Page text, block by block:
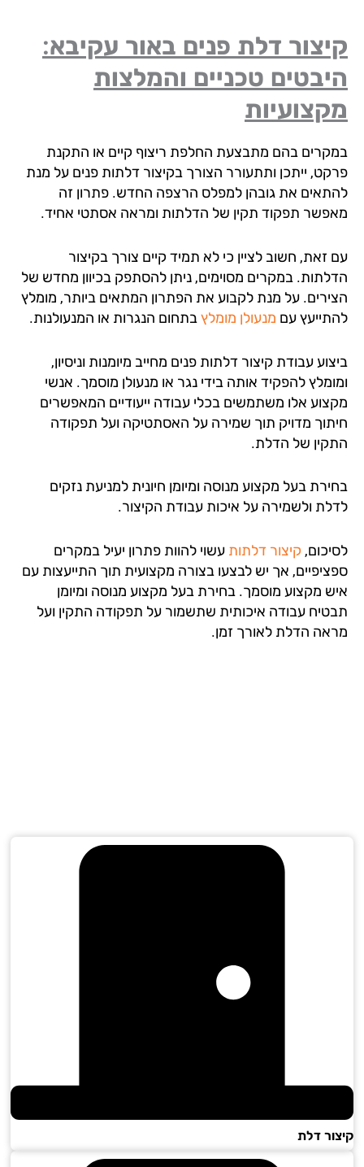
דלת פנים באור עקיבא:
טכניים והמלצות
בהם מתבצעת החלפת ריצוף קיים או התקנת
ייתכן ותתעורר הצורך בקיצור דלתות פנים על מנת
את גובהן למפלס הרצפה החדש. פתרון זה
תפקוד תקין של הדלתות ומראה אסתטי אחיד.
זאת, חשוב לציין כי לא תמיד קיים צורך בקיצור
במקרים מסוימים, ניתן להסתפק בכיוון מחדש של
על מנת לקבוע את הפתרון המתאים ביותר, מומלץ
עםמנעולן מומלץבתחום הנגרות או המנעולנות.
עבודת קיצור דלתות פנים מחייב מיומנות וניסיון,
להפקיד אותה בידי נגר או מנעולן מוסמך. אנשי
אלו משתמשים בכלי עבודה ייעודיים המאפשרים
מדויק תוך שמירה על האסתטיקה ועל תפקודה
של הדלת.
בעל מקצוע מנוסה ומיומן חיונית למניעת נזקים
ולשמירה על איכות עבודת הקיצור.
קיצור דלתותעשוי להוות פתרון יעיל במקרים
אך יש לבצעו בצורה מקצועית תוך התייעצות עם
מקצוע מוסמך. בחירת בעל מקצוע מנוסה ומיומן
עבודה איכותית שתשמור על תפקודה התקין ועל
הדלת לאורך זמן.
דלת